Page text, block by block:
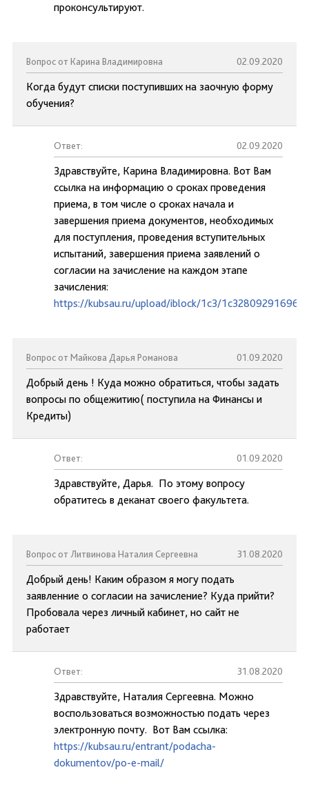
проконсультируют.
Вопрос от Карина Владимировна 02.09.2020
Когда будут списки поступивших на заочную форму
обучения?
Ответ: 02.09.2020
Здравствуйте, Карина Владимировна. Вот Вам
ссылка на информацию о сроках проведения
приема, в том числе о сроках начала и
завершения приема документов, необходимых
для поступления, проведения вступительных
испытаний, завершения приема заявлений о
согласии на зачисление на каждом этапе
зачисления:
https://kubsau.ru/upload/iblock/1c3/
Вопрос от Майкова Дарья Романова 01.09.2020
Добрый день ! Куда можно обратиться, чтобы задать
вопросы по общежитию( поступила на Финансы и
Кредиты)
Ответ: 01.09.2020
Здравствуйте, Дарья. По этому вопросу
обратитесь в деканат своего факультета.
Вопрос от Литвинова Наталия Сергеевна 31.08.2020
Добрый день! Каким образом я могу подать
заявленние о согласии на зачисление? Куда прийти?
Пробовала через личный кабинет, но сайт не
работает
Ответ: 31.08.2020
Здравствуйте, Наталия Сергеевна. Можно
воспользоваться возможностью подать через
электронную почту. Вот Вам ссылка:
https://kubsau.ru/entrant/podacha-
dokumentov/po-e-mail/